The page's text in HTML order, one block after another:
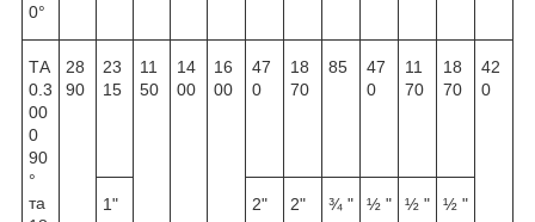
0°
ТА
0.3
00
0
90
°
та
28
90
23
15
11
50
14
00
16
00
47
0
18
70
85
47
0
11
70
18
70
42
0
1" 2" 2" ¾ " ½ " ½ " ½ "